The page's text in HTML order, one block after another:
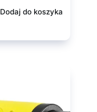
Dodaj do koszyka